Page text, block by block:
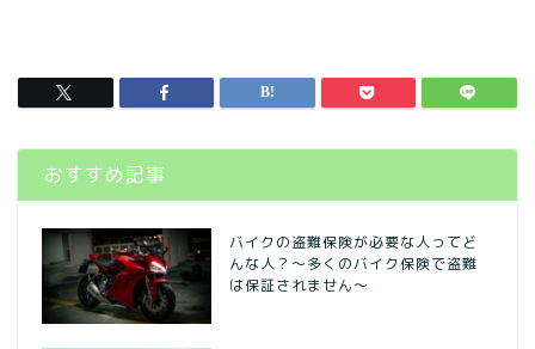
おすすめ記事
バイクの盗難保険が必要な人ってど
んな人？～多くのバイク保険で盗難
は保証されません～